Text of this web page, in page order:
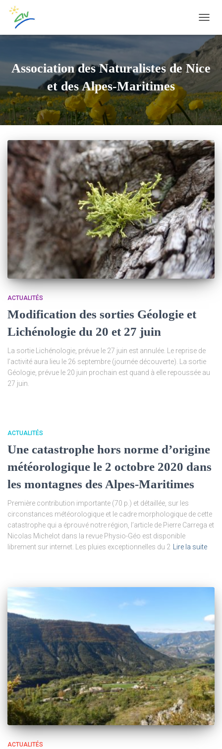
Association des Naturalistes de Nice
et des Alpes-Maritimes
ACTUALITÉS
Modification des sorties Géologie et
Lichénologie du 20 et 27 juin
La sortie Lichénologie, prévue le 27 juin est annulée. Le reprise de
l’activité aura lieu le 26 septembre (journée découverte). La sortie
Géologie, prévue le 20 juin prochain est quand à elle repoussée au
27 juin.
ACTUALITÉS
Une catastrophe hors norme d’origine
météorologique le 2 octobre 2020 dans
les montagnes des Alpes-Maritimes
Première contribution importante (70 p.) et détaillée, sur les
circonstances météorologique et le cadre morphologique de cette
catastrophe qui a éprouvé notre région, l’article de Pierre Carrega et
Nicolas Michelot dans la revue Physio-Géo est disponible
librement sur internet. Les pluies exceptionnelles du 2
Lire la suite
ACTUALITÉS